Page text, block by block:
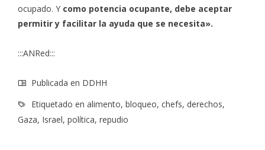
ocupado. Y como potencia ocupante, debe aceptar
permitir y facilitar la ayuda que se necesita».
:::ANRed:::
Publicada en DDHH
Etiquetado en alimento, bloqueo, chefs, derechos,
Gaza, Israel, política, repudio